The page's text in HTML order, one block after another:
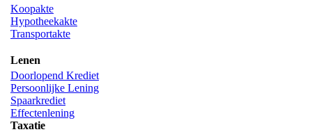
Koopakte
Hypotheekakte
Transportakte
Lenen
Doorlopend Krediet
Persoonlijke Lening
Spaarkrediet
Effectenlening
Taxatie